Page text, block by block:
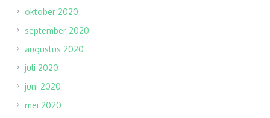
oktober 2020
september 2020
augustus 2020
juli 2020
juni 2020
mei 2020